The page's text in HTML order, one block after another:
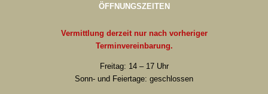
ÖFFNUNGSZEITEN
Vermittlung derzeit nur nach vorheriger
Terminvereinbarung.
Freitag: 14 – 17 Uhr
Sonn- und Feiertage: geschlossen